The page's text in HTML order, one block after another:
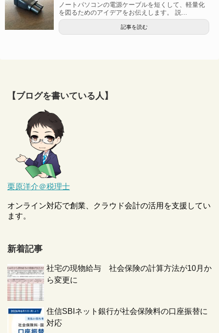
ノートパソコンの電源ケーブルを短くして、軽量化
を図るためのアイデアをお伝えします。 説...
記事を読む
【ブログを書いている人】
栗原洋介＠税理士
オンライン対応で創業、クラウド会計の活用を支援してい
ます。
新着記事
社宅の現物給与 社会保険の計算方法が10月か
ら変更に
住信SBIネット銀行が社会保険料の口座振替に
対応